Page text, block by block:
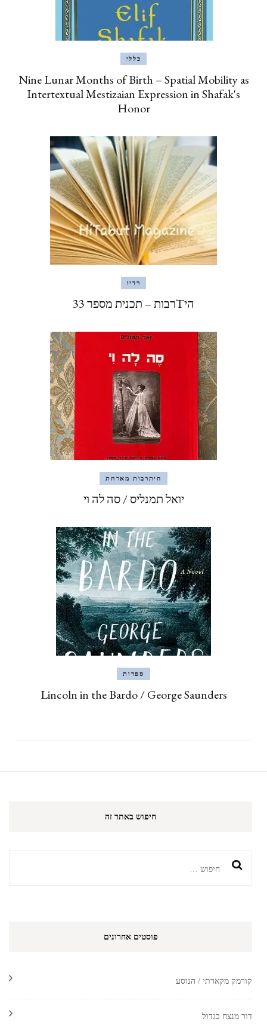
כללי
Nine Lunar Months of Birth – Spatial Mobility as
Intertextual Mestizaian Expression in Shafak's
Honor
רדיו
היTרבות – תכנית מספר 33
היתרבות מארחת
יואל תמנליס / סה לה וי
ספרות
Lincoln in the Bardo / George Saunders
חיפוש באתר זה
חיפוש:
פוסטים אחרונים
קורמק מקארתי / הנוסע
דור מנצח בגדול